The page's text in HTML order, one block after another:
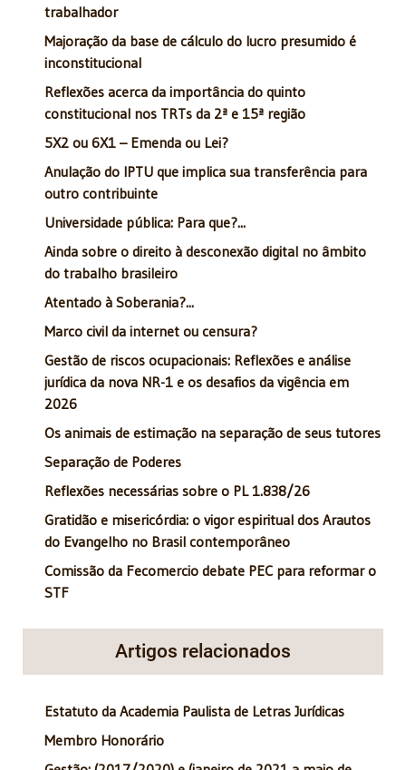
trabalhador
Majoração da base de cálculo do lucro presumido é
inconstitucional
Reflexões acerca da importância do quinto
constitucional nos TRTs da 2ª e 15ª região
5X2 ou 6X1 – Emenda ou Lei?
Anulação do IPTU que implica sua transferência para
outro contribuinte
Universidade pública: Para que?...
Ainda sobre o direito à desconexão digital no âmbito
do trabalho brasileiro
Atentado à Soberania?...
Marco civil da internet ou censura?
Gestão de riscos ocupacionais: Reflexões e análise
jurídica da nova NR-1 e os desafios da vigência em
2026
Os animais de estimação na separação de seus tutores
Separação de Poderes
Reflexões necessárias sobre o PL 1.838/26
Gratidão e misericórdia: o vigor espiritual dos Arautos
do Evangelho no Brasil contemporâneo
Comissão da Fecomercio debate PEC para reformar o
STF
Artigos relacionados
Estatuto da Academia Paulista de Letras Jurídicas
Membro Honorário